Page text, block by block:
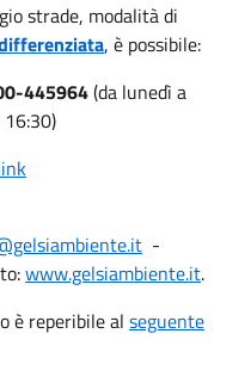
strade, modalità di
, è possibile:
445964(da lunedì a
-
www.gelsiambiente.it.
è reperibile al seguente